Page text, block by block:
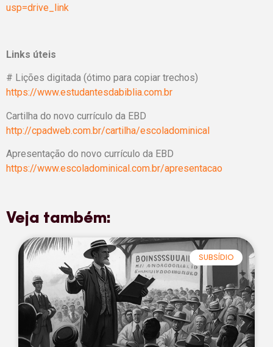
usp=drive_link
Links úteis
# Lições digitada (ótimo para copiar trechos)
https://www.estudantesdabiblia.com.br
Cartilha do novo currículo da EBD
http://cpadweb.com.br/cartilha/escoladominical
Apresentação do novo currículo da EBD
https://www.escoladominical.com.br/apresentacao
Veja também:
SUBSÍDIO